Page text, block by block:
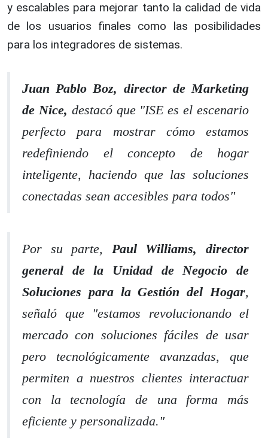
y escalables para mejorar tanto la calidad de vida
de los usuarios finales como las posibilidades
para los integradores de sistemas.
Juan Pablo Boz, director de Marketing
de Nice, destacó que "ISE es el escenario
perfecto para mostrar cómo estamos
redefiniendo el concepto de hogar
inteligente, haciendo que las soluciones
conectadas sean accesibles para todos"
Por su parte, Paul Williams, director
general de la Unidad de Negocio de
Soluciones para la Gestión del Hogar,
señaló que "estamos revolucionando el
mercado con soluciones fáciles de usar
pero tecnológicamente avanzadas, que
permiten a nuestros clientes interactuar
con la tecnología de una forma más
eficiente y personalizada."